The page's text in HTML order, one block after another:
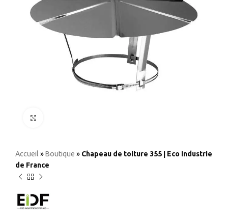
Accueil »Boutique » Chapeau de toiture 355 | Eco Industrie
de France